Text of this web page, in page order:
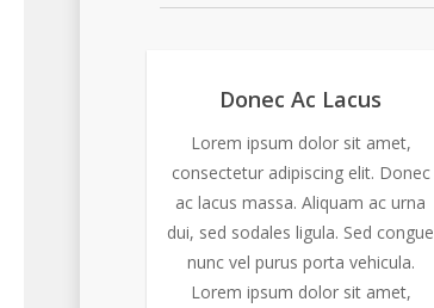
Donec Ac Lacus
Lorem ipsum dolor sit amet,
consectetur adipiscing elit. Donec
ac lacus massa. Aliquam ac urna
dui, sed sodales ligula. Sed congue
nunc vel purus porta vehicula.
Lorem ipsum dolor sit amet,